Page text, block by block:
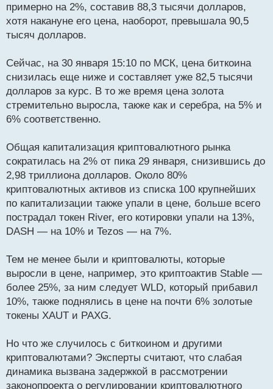
примерно на 2%, составив 88,3 тысячи долларов,
хотя накануне его цена, наоборот, превышала 90,5
тысяч долларов.
Сейчас, на 30 января 15:10 по МСК, цена биткоина
снизилась еще ниже и составляет уже 82,5 тысячи
долларов за курс. В то же время цена золота
стремительно выросла, также как и серебра, на 5% и
6% соответственно.
Общая капитализация криптовалютного рынка
сократилась на 2% от пика 29 января, снизившись до
2,98 триллиона долларов. Около 80%
криптовалютных активов из списка 100 крупнейших
по капитализации также упали в цене, больше всего
пострадал токен River, его котировки упали на 13%,
DASH — на 10% и Tezos — на 7%.
Тем не менее были и криптовалюты, которые
выросли в цене, например, это криптоактив Stable —
более 25%, за ним следует WLD, который прибавил
10%, также поднялись в цене на почти 6% золотые
токены XAUT и PAXG.
Но что же случилось с биткоином и другими
криптовалютами? Эксперты считают, что слабая
динамика вызвана задержкой в рассмотрении
законопроекта о регулировании криптовалютного